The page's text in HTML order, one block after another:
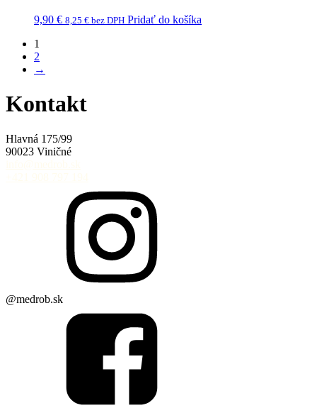
9,90 € 8,25 € bez DPH Pridať do košíka
1
2
→
Kontakt
Hlavná 175/99
90023 Viničné
@medrob.sk